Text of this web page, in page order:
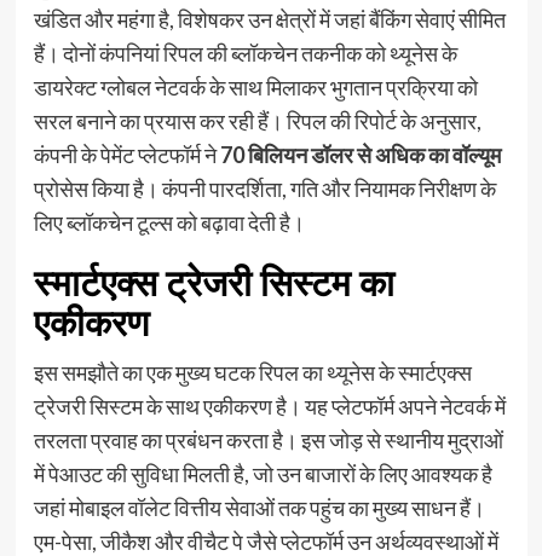
खंडित और महंगा है, विशेषकर उन क्षेत्रों में जहां बैंकिंग सेवाएं सीमित
हैं। दोनों कंपनियां रिपल की ब्लॉकचेन तकनीक को थ्यूनेस के
डायरेक्ट ग्लोबल नेटवर्क के साथ मिलाकर भुगतान प्रक्रिया को
सरल बनाने का प्रयास कर रही हैं। रिपल की रिपोर्ट के अनुसार,
कंपनी के पेमेंट प्लेटफॉर्म ने70 बिलियन डॉलर से अधिक का वॉल्यूम
प्रोसेस किया है। कंपनी पारदर्शिता, गति और नियामक निरीक्षण के
लिए ब्लॉकचेन टूल्स को बढ़ावा देती है।
स्मार्टएक्स ट्रेजरी सिस्टम का
एकीकरण
इस समझौते का एक मुख्य घटक रिपल का थ्यूनेस के स्मार्टएक्स
ट्रेजरी सिस्टम के साथ एकीकरण है। यह प्लेटफॉर्म अपने नेटवर्क में
तरलता प्रवाह का प्रबंधन करता है। इस जोड़ से स्थानीय मुद्राओं
में पेआउट की सुविधा मिलती है, जो उन बाजारों के लिए आवश्यक है
जहां मोबाइल वॉलेट वित्तीय सेवाओं तक पहुंच का मुख्य साधन हैं।
एम-पेसा, जीकैश और वीचैट पे जैसे प्लेटफॉर्म उन अर्थव्यवस्थाओं में